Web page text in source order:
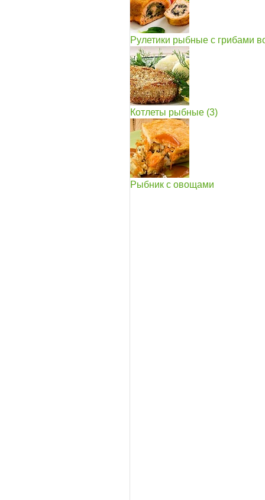
Рулетики рыбные с грибами
Котлеты рыбные (3)
Рыбник с овощами